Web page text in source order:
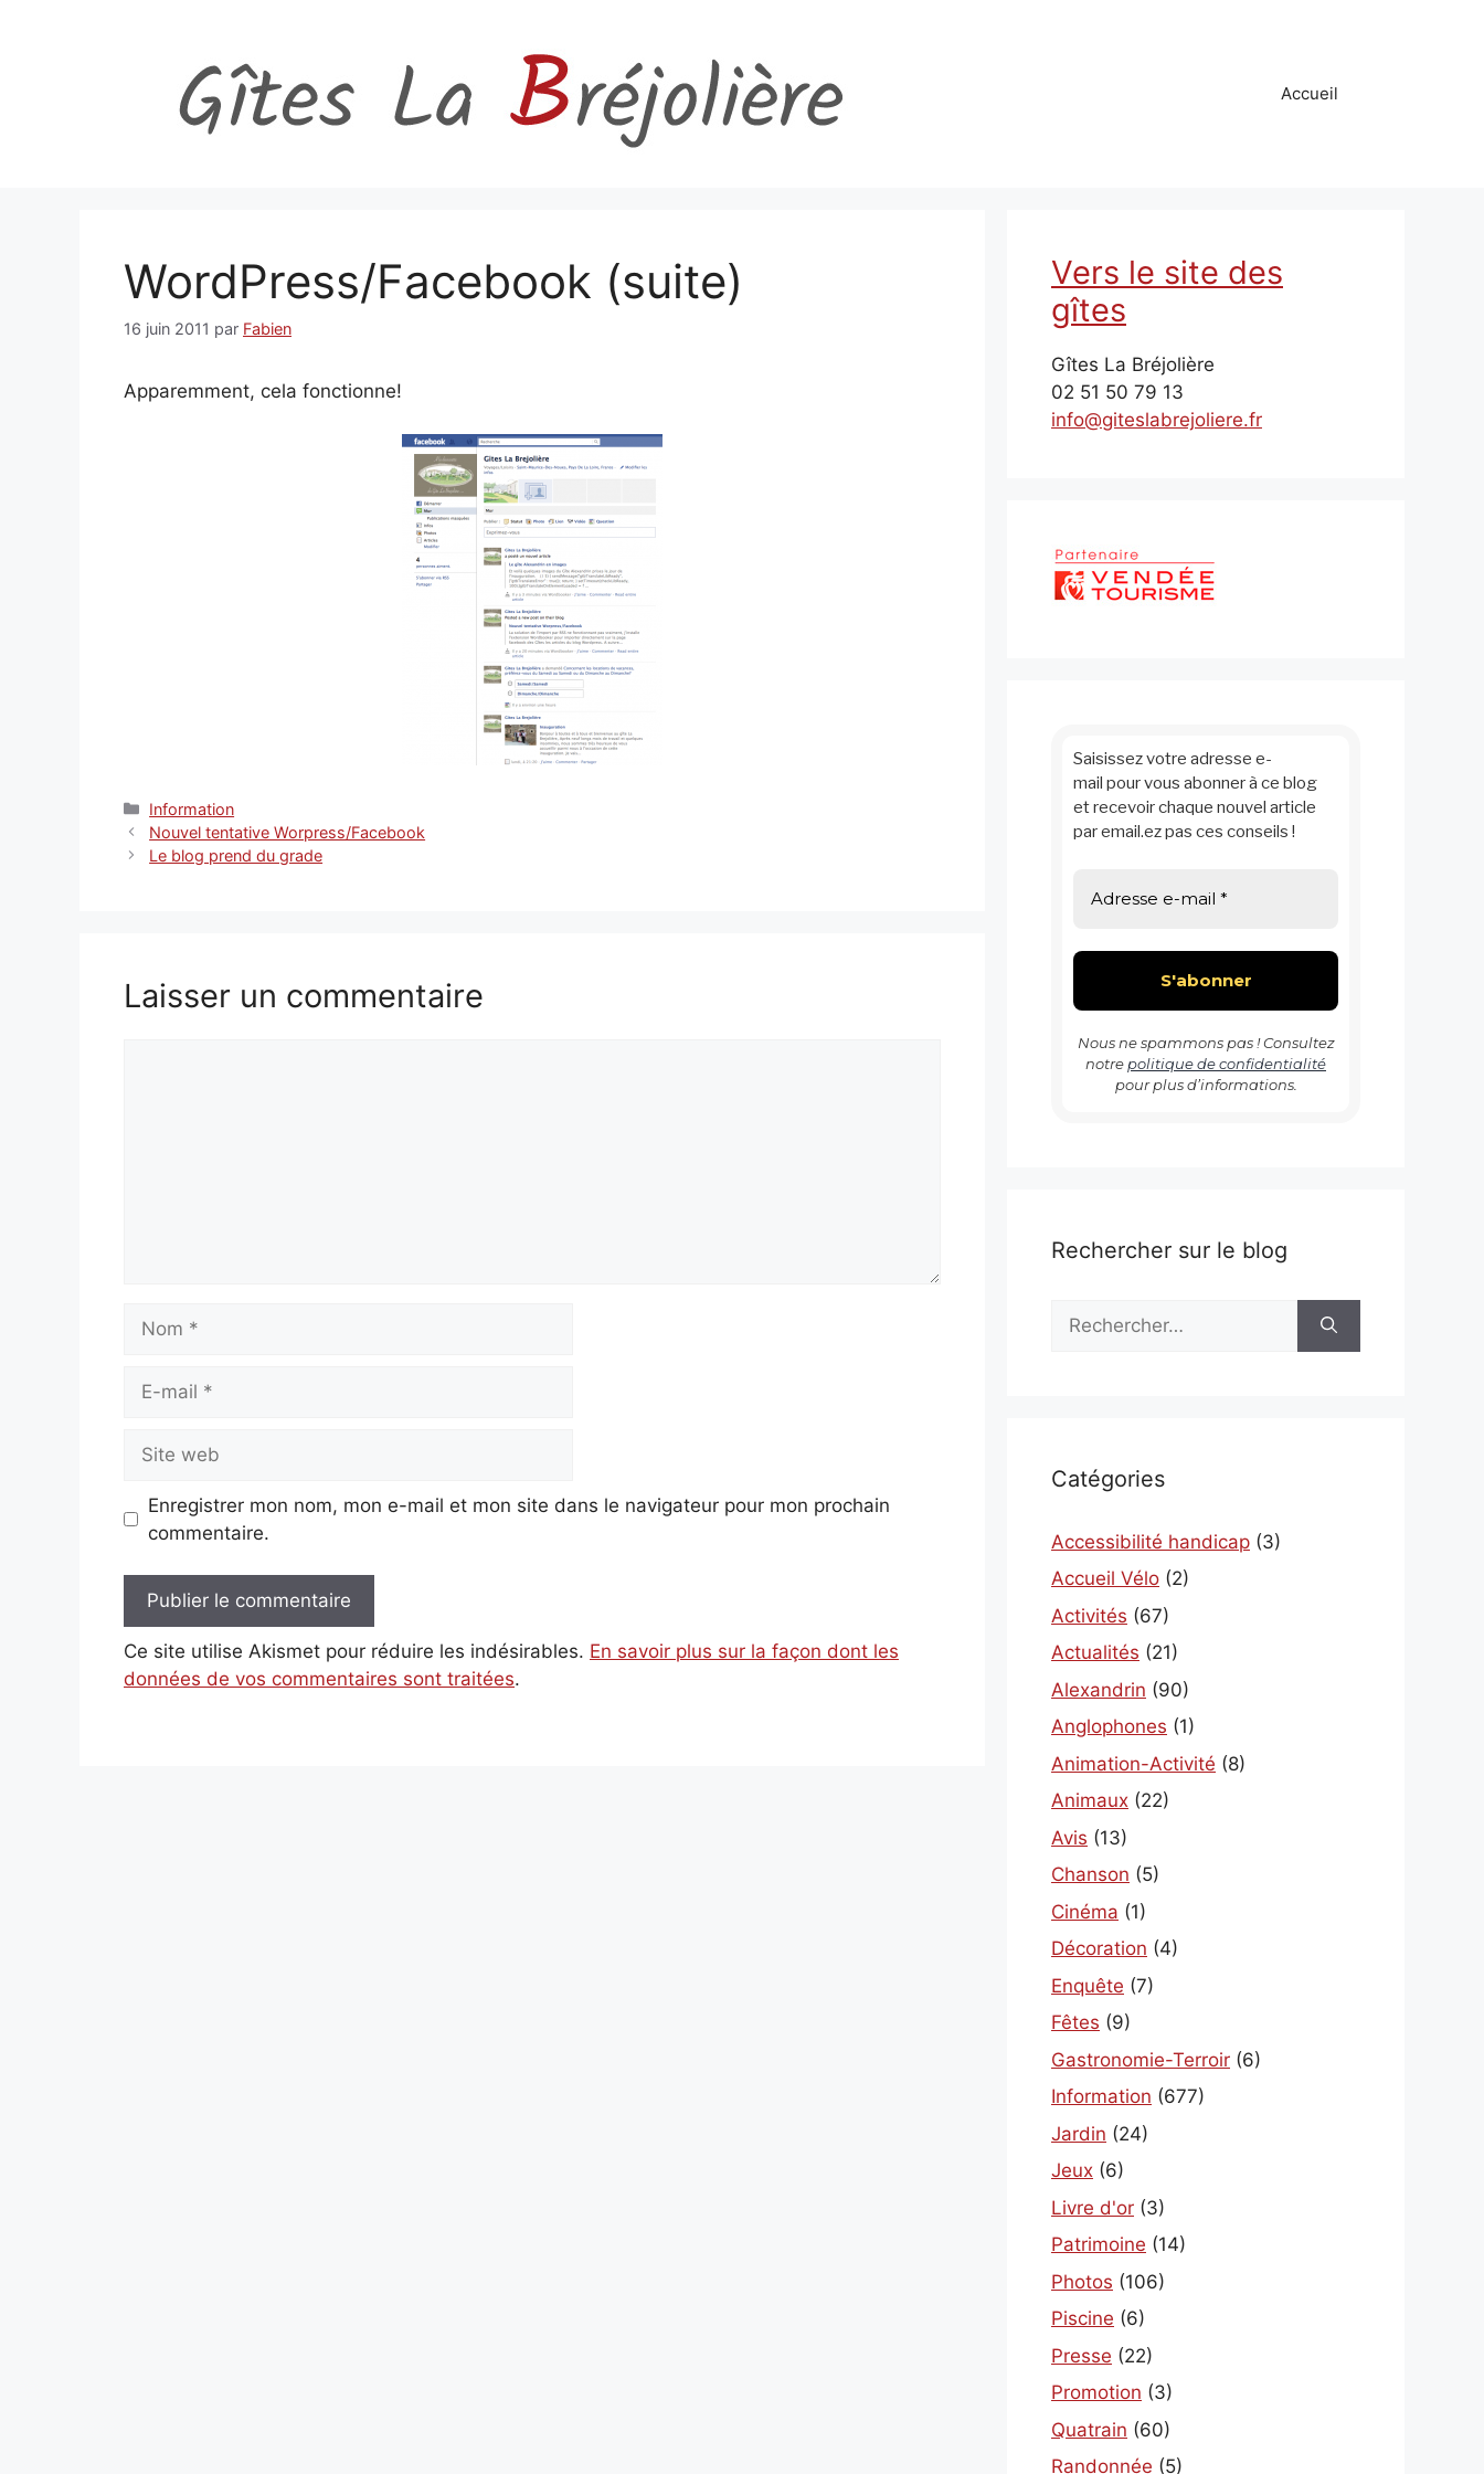
Accueil
WordPress/Facebook (suite)
16 juin 2011 par Fabien
Apparemment, cela fonctionne!
Catégories
Information
Nouvel tentative Worpress/Facebook
Le blog prend du grade
Laisser un commentaire
mail
web
Enregistrer mon nom, mon e-mail et mon site dans le navigateur pour mon prochain
commentaire.
Ce site utilise Akismet pour réduire les indésirables. En savoir plus sur la façon dont les
données de vos commentaires sont traitées.
Vers le site des
gîtes
Gîtes La Bréjolière
02 51 50 79 13
info@giteslabrejoliere.fr
Saisissez votre adresse e-
mail pour vous abonner à ce blog
et recevoir chaque nouvel article
par email.ez pas ces conseils !
Nous ne spammons pas ! Consultez
notre politique de confidentialité
pour plus d’informations.
Rechercher sur le blog
Catégories
Accessibilité handicap (3)
Accueil Vélo (2)
Activités (67)
Actualités (21)
Alexandrin (90)
Anglophones (1)
Animation-Activité (8)
Animaux (22)
Avis (13)
Chanson (5)
Cinéma (1)
Décoration (4)
Enquête (7)
Fêtes (9)
Gastronomie-Terroir (6)
Information (677)
Jardin (24)
Jeux (6)
Livre d'or (3)
Patrimoine (14)
Photos (106)
Piscine (6)
Presse (22)
Promotion (3)
Quatrain (60)
Randonnée (5)